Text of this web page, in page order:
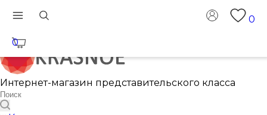
0
0
Интернет-магазин представительского класса